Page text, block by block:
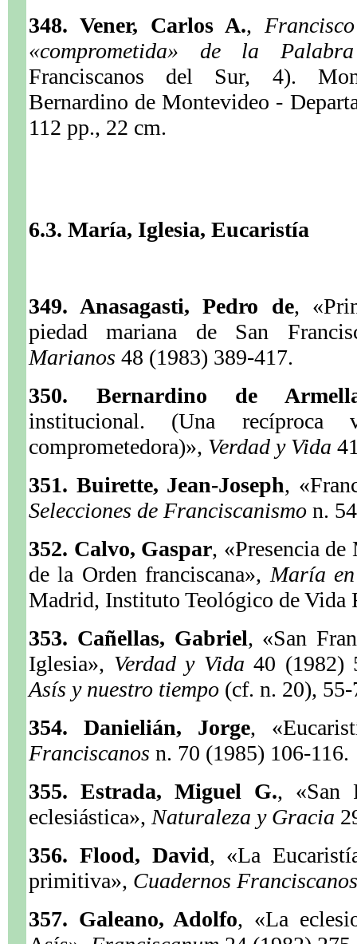
348. Vener, Carlos A.,
«comprometida» de la
Franciscanos del Sur, 4).
Bernardino de Montevideo -
112 pp., 22 cm.
6.3. María, Iglesia, Eucaristía
349. Anasagasti, Pedro de,
piedad mariana de San
Marianos 48 (1983) 389-417.
350. Bernardino de
institucional. (Una recíproca
comprometedora)», Verdad y Vida
351. Buirette, Jean-Joseph,
Selecciones de Franciscanismo n.
352. Calvo, Gaspar, «Presencia
de la Orden franciscana», María
Madrid, Instituto Teológico de Vida
353. Cañellas, Gabriel, «San
Iglesia», Verdad y Vida40 (1982)
Asís y nuestro tiempo (cf. n. 20), 55-
354. Danielián, Jorge,
Franciscanos n. 70 (1985) 106-116.
355. Estrada, Miguel G., «San
eclesiástica», Naturaleza y Gracia
356. Flood, David, «La
primitiva», Cuadernos
357. Galeano, Adolfo, «La